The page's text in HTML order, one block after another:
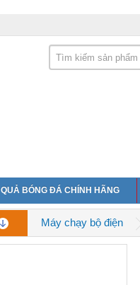
QUẢ BÓNG ĐÁ CHÍNH HÃNG
Máy chạy bộ điện